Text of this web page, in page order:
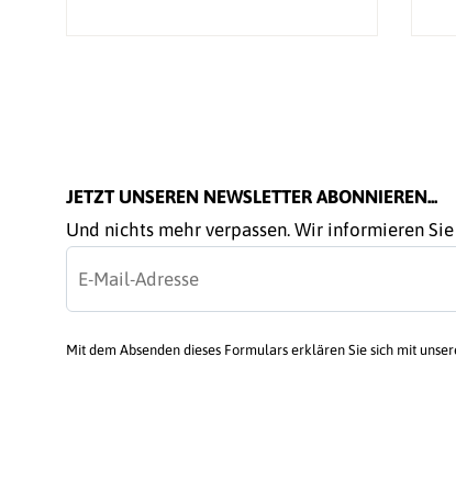
JETZT UNSEREN NEWSLETTER ABONNIEREN...
Und nichts mehr verpassen. Wir informieren
Mit dem Absenden dieses Formulars erklären Sie sich mit